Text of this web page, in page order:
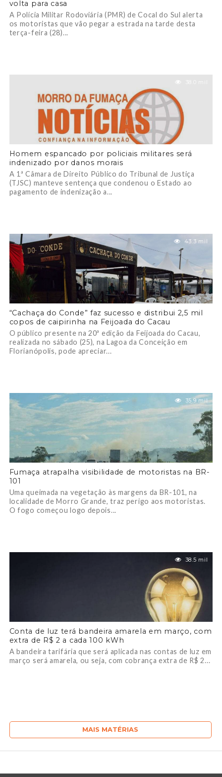
volta para casa
A Polícia Militar Rodoviária (PMR) de Cocal do Sul alerta
os motoristas que vão pegar a estrada na tarde desta
terça-feira (28)...
38.0 mil
Homem espancado por policiais militares será
indenizado por danos morais
A 1ª Câmara de Direito Público do Tribunal de Justiça
(TJSC) manteve sentença que condenou o Estado ao
pagamento de indenização a...
43.3 mil
“Cachaça do Conde” faz sucesso e distribui 2,5 mil
copos de caipirinha na Feijoada do Cacau
O público presente na 20ª edição da Feijoada do Cacau,
realizada no sábado (25), na Lagoa da Conceição em
Florianópolis, pode apreciar...
35.9 mil
Fumaça atrapalha visibilidade de motoristas na BR-
101
Uma queimada na vegetação às margens da BR-101, na
localidade de Morro Grande, traz perigo aos motoristas.
O fogo começou logo depois...
38.5 mil
Conta de luz terá bandeira amarela em março, com
extra de R$ 2 a cada 100 kWh
A bandeira tarifária que será aplicada nas contas de luz em
março será amarela, ou seja, com cobrança extra de R$ 2...
MAIS MATÉRIAS